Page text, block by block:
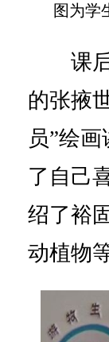
图为学
课后
的张掖
员”绘
了自己
绍了裕
动植物